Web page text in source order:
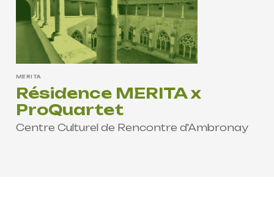
MERITA
Résidence MERITA x
ProQuartet
Centre Culturel de Rencontre d'Ambronay